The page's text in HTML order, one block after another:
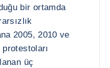
bir ortamda
2005, 2010 ve
üç